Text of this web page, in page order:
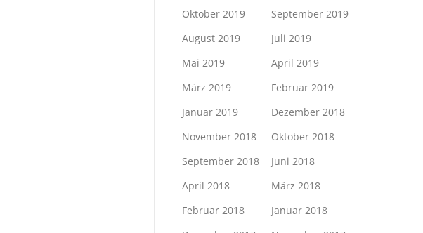
Oktober 2019
September 2019
August 2019
Juli 2019
Mai 2019
April 2019
März 2019
Februar 2019
Januar 2019
Dezember 2018
November 2018
Oktober 2018
September 2018
Juni 2018
April 2018
März 2018
Februar 2018
Januar 2018